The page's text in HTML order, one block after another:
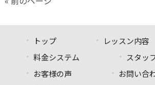
トップ
レッスン内容
料金システム
スタッ
お客様の声
お問い合